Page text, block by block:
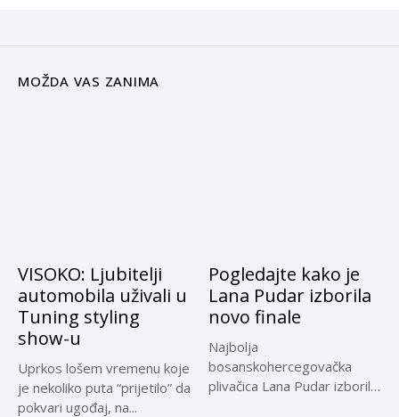
MOŽDA VAS ZANIMA
VISOKO: Ljubitelji
automobila uživali u
Tuning styling
show-u
Uprkos lošem vremenu koje
je nekoliko puta “prijetilo” da
pokvari ugođaj, na...
Pogledajte kako je
Lana Pudar izborila
novo finale
Najbolja
bosanskohercegovačka
plivačica Lana Pudar izborila